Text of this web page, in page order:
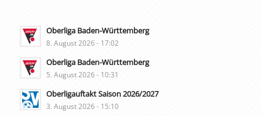
Oberliga Baden-Württemberg
8. August 2026 - 17:02
Oberliga Baden-Württemberg
5. August 2026 - 10:31
Oberligauftakt Saison 2026/2027
3. August 2026 - 15:10